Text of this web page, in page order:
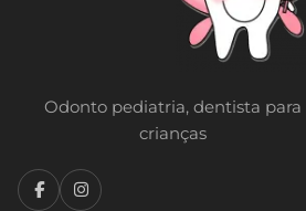
Odonto pediatria, dentista para
crianças